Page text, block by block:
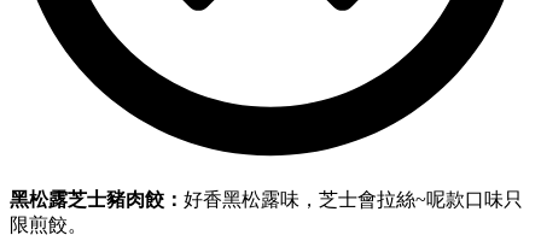
黑松露芝士豬肉餃： 好香黑松露味，芝士會拉絲~呢款口味只
限煎餃。